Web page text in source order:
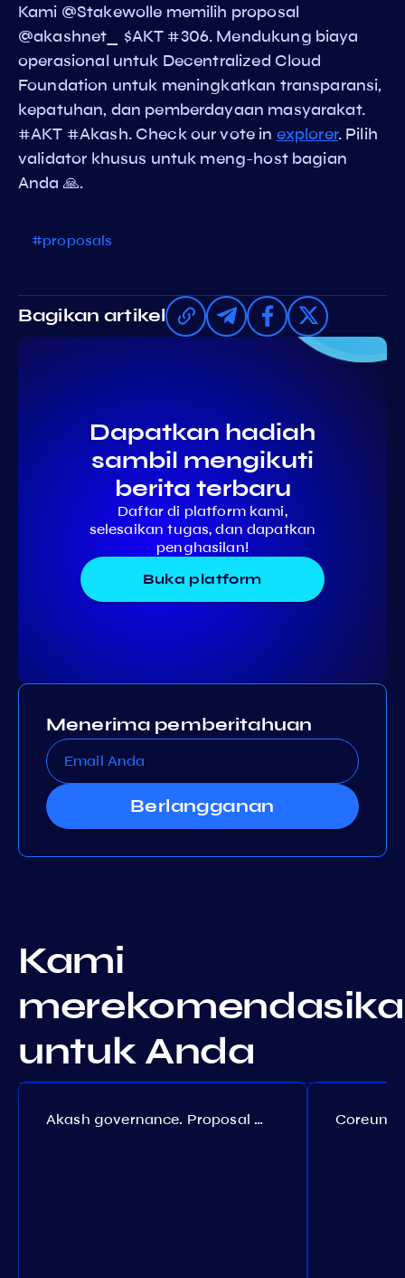
Kami @Stakewolle memilih proposal
@akashnet_ $AKT #306. Mendukung biaya
operasional untuk Decentralized Cloud
Foundation untuk meningkatkan transparansi,
kepatuhan, dan pemberdayaan masyarakat.
#AKT #Akash. Check our vote in explorer. Pilih
validator khusus untuk meng-host bagian
Anda 🙏.
#proposals
Bagikan artikel
Dapatkan hadiah
sambil mengikuti
berita terbaru
Daftar di platform kami,
selesaikan tugas, dan dapatkan
penghasilan!
Buka platform
Menerima pemberitahuan
Berlangganan
Kami
untuk Anda
Akash governance. Proposal №308